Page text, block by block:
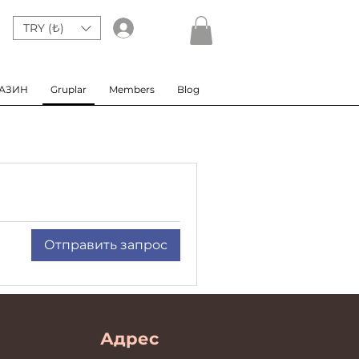
TRY (₺)
Gruplar Members Blog
Отправить запрос
Адрес